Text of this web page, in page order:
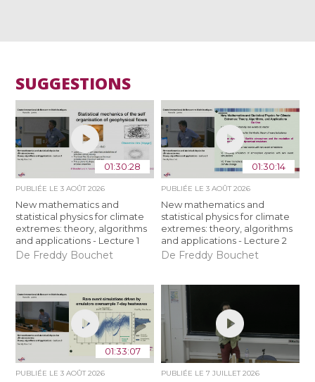
SUGGESTIONS
01:30:28
PUBLIÉE LE3 AOÛT 2026
New mathematics and
statistical physics for climate
extremes: theory, algorithms
and applications - Lecture 1
De Freddy Bouchet
01:30:14
PUBLIÉE LE 3 AOÛT 2026
New mathematics and
statistical physics for climate
extremes: theory, algorithms
and applications - Lecture 2
De Freddy Bouchet
01:33:07
PUBLIÉE LE3 AOÛT 2026 PUBLIÉE LE 7 JUILLET 2026